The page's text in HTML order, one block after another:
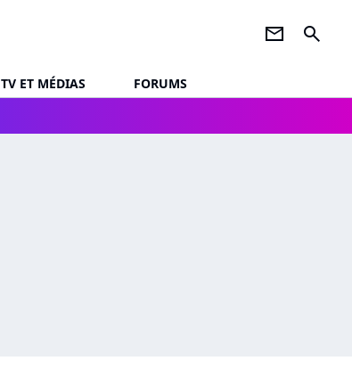
newsletter search
TV ET MÉDIAS
FORUMS